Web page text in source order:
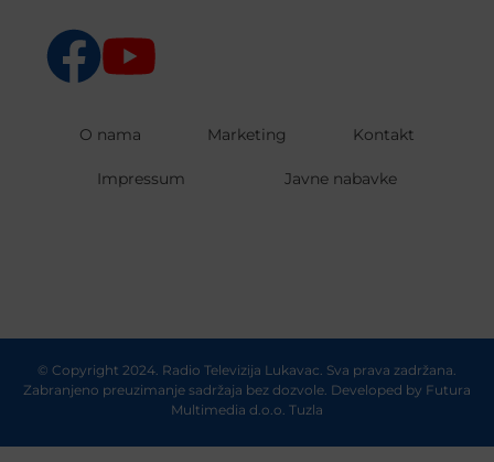
O nama Marketing Kontakt
Impressum Javne nabavke
© Copyright 2024. Radio Televizija Lukavac. Sva prava zadržana.
Zabranjeno preuzimanje sadržaja bez dozvole. Developed by Futura
Multimedia d.o.o. Tuzla